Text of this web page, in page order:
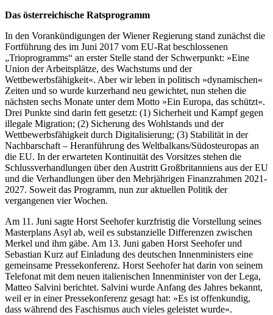
Das österreichische Ratsprogramm
In den Vorankündigungen der Wiener Regierung stand zunächst die
Fortführung des im Juni 2017 vom EU-Rat beschlossenen
„Trioprogramms“ an erster Stelle stand der Schwerpunkt: »Eine
Union der Arbeitsplätze, des Wachstums und der
Wettbewerbsfähigkeit«. Aber wir leben in politisch »dynamischen«
Zeiten und so wurde kurzerhand neu gewichtet, nun stehen die
nächsten sechs Monate unter dem Motto »Ein Europa, das schützt«.
Drei Punkte sind darin fett gesetzt: (1) Sicherheit und Kampf gegen
illegale Migration; (2) Sicherung des Wohlstands und der
Wettbewerbsfähigkeit durch Digitalisierung; (3) Stabilität in der
Nachbarschaft – Heranführung des Weltbalkans/Südosteuropas an
die EU. In der erwarteten Kontinuität des Vorsitzes stehen die
Schlussverhandlungen über den Austritt Großbritanniens aus der EU
und die Verhandlungen über den Mehrjährigen Finanzrahmen 2021-
2027. Soweit das Programm, nun zur aktuellen Politik der
vergangenen vier Wochen.
Am 11. Juni sagte Horst Seehofer kurzfristig die Vorstellung seines
Masterplans Asyl ab, weil es substanzielle Differenzen zwischen
Merkel und ihm gäbe. Am 13. Juni gaben Horst Seehofer und
Sebastian Kurz auf Einladung des deutschen Innenministers eine
gemeinsame Pressekonferenz. Horst Seehofer hat darin von seinem
Telefonat mit dem neuen italienischen Innenminister von der Lega,
Matteo Salvini berichtet. Salvini wurde Anfang des Jahres bekannt,
weil er in einer Pressekonferenz gesagt hat: »Es ist offenkundig,
dass während des Faschismus auch vieles geleistet wurde«.